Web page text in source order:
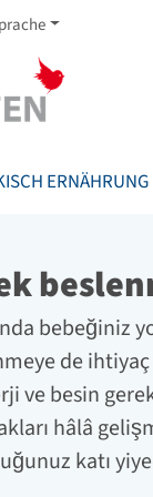
bebeğiniz
de ihtiyaç
ve besin
hâlâ
katı